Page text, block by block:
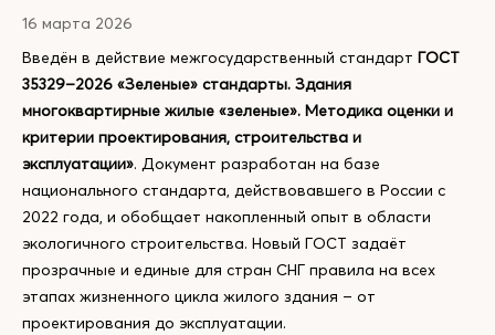
16 марта 2026
Введён в действие межгосударственный стандарт ГОСТ
35329–2026 «Зеленые» стандарты. Здания
многоквартирные жилые «зеленые». Методика оценки и
критерии проектирования, строительства и
эксплуатации». Документ разработан на базе
национального стандарта, действовавшего в России с
2022 года, и обобщает накопленный опыт в области
экологичного строительства. Новый ГОСТ задаёт
прозрачные и единые для стран СНГ правила на всех
этапах жизненного цикла жилого здания – от
проектирования до эксплуатации.